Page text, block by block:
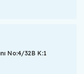
No:4/32B K:1